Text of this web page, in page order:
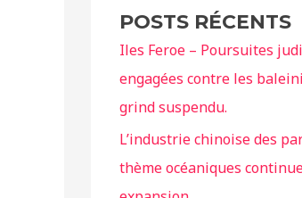
r
c
h
e
r
POSTS RÉCENTS
Iles Feroe – Poursuites
engagées contre les
grind suspendu.
L’industrie chinoise des
thème océaniques